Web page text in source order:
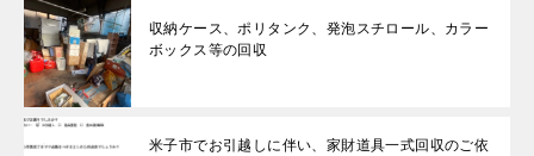
収納ケース、ポリタンク、発泡スチロール、カラー
ボックス等の回収
米子市でお引越しに伴い、家財道具一式回収のご依